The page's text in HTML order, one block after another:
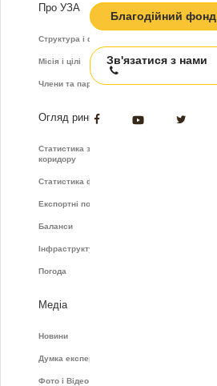
Про УЗА
Структура і функції
Місія і цілі
Члени та партнери
Огляд ринку
Статистика зернового
коридору
Статистика фрахту
Експортні показники
Баланси
Інфраструктура
Погода
Медіа
Новини
Думка експертів
Фото і Відео
Благодійний фонд
Зв'язатися з нами